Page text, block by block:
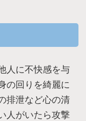
人に不快感を与
の回りを綺麗に
排泄など心の清
人がいたら攻撃